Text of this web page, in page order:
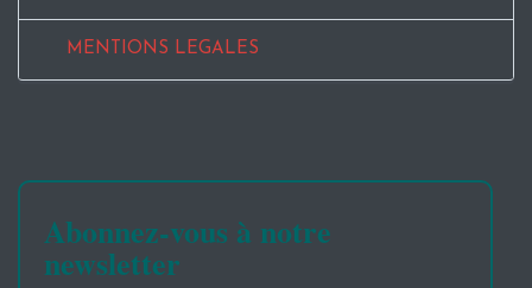
MENTIONS LEGALES
Abonnez-vous à notre
newsletter